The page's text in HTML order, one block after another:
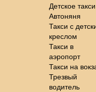
Детское такси
Автоняня
Такси с
креслом
Такси в
аэропорт
Такси на
Трезвый
водитель